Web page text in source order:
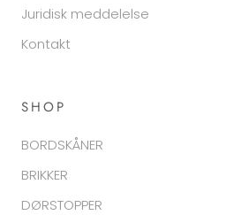
Juridisk meddelelse
Kontakt
SHOP
BORDSKÅNER
BRIKKER
DØRSTOPPER